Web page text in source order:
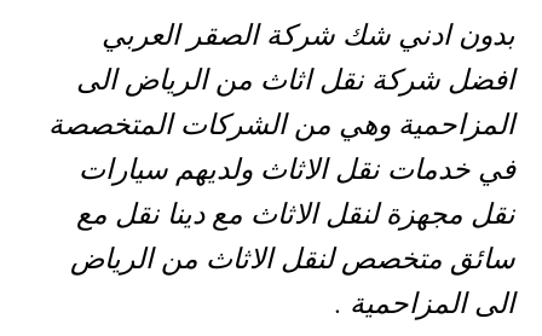
بدون ادني شك شركة الصقر العربي
افضل شركة نقل اثاث من الرياض الى
المزاحمية وهي من الشركات المتخصصة
في خدمات نقل الاثاث ولديهم سيارات
نقل مجهزة لنقل الاثاث مع دينا نقل مع
سائق متخصص لنقل الاثاث من الرياض
الى المزاحمية .